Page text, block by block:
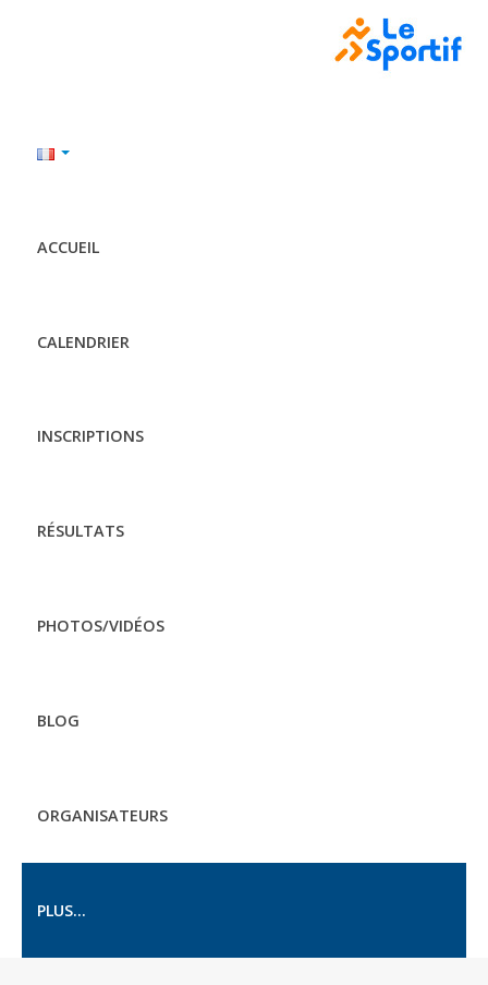
ACCUEIL
CALENDRIER
INSCRIPTIONS
RÉSULTATS
PHOTOS/VIDÉOS
BLOG
ORGANISATEURS
PLUS...